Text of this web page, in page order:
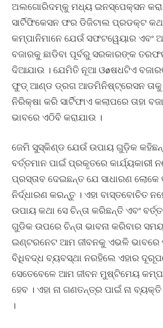
ଅଲଗୋରିଦମ୍କୁ ମଧ୍ୟ ଇନସ୍ପେକ୍ସନ
ସାର୍ଟିଫିକେସନ ଫର ଡିଜିଟାଲ ପ୍ରଡକ୍ଟ
କମ୍ପାନିମାନେ ଯେଉଁ ସଫଟୱେୟାର ଏବଂ
ବଜାରକୁ ଛାଡିବା ପୂର୍ବରୁ ସରକାରଙ୍କ
ଦିଆଯାଉ । ଯେମିତି ନୂଆ ଓøଷଧଟିଏ
ଫୁଡ୍ ଆଣ୍ଡ ଡ୍ରଗ ଆଡମିନିଷ୍ଟ୍ରେସନ ତାକୁ
ନିରିକ୍ଷା କରି ସାର୍ଟିଫାଏ କଲାପରେ ତାହା
ଭାବରେ ଏଠିବି କରାଯାଉ ।
ଜେମି ସୁସ୍କିଣ୍ଡ ଯେଉଁ ଉପାୟ ଗୁଡ଼ିକ
ବର୍ତ୍ତମାନ ପାଇଁ ପ୍ରକୃତରେ କାର୍ଯ୍ୟକାରୀ
ପ୍ରସ୍ତାବ ଦେଇଛନ୍ତ ଯେ ସାଧାରଣ ଲୋକେ
ନିର୍ଦ୍ଧାରଣ କରନ୍ତୁ । ଏହା ବାସ୍ତବୋଚିତ
ଉପାୟ କଥା ସେ ଚିନ୍ତା କରିଛନ୍ତି ଏବଂ
ଗୁଡିକ ଉପରେ ଚିନ୍ତା ଭାବନା କରିବାର
ଇଣ୍ଟରନେଟ ଆମ ଜୀବନକୁ ଏଭଳି ଭାବରେ
ବିଧିବଦ୍ଧ ବ୍ୟବସ୍ଥା ନରହିଲେ ଏହାର
ସେତେବେଳେ ଆମ ଜୀବନ ମୁଷ୍ଟିମେୟ
ହେବ । ଏହା ନା ଗଣତନ୍ତ୍ର ପାଇଁ ନା
।